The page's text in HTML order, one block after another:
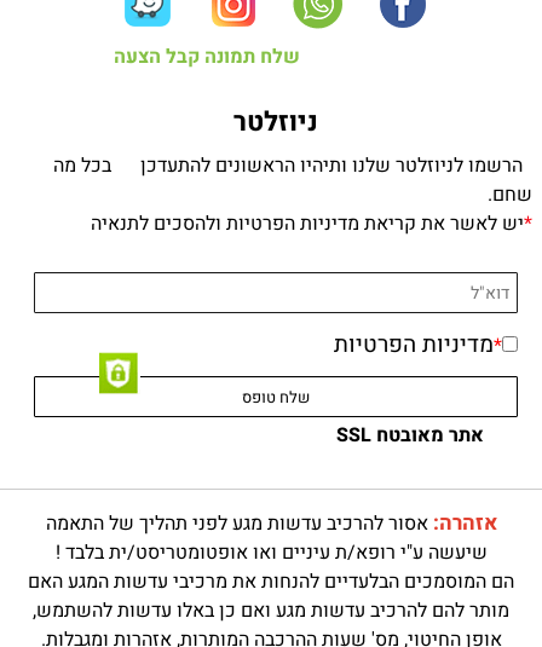
שלח תמונה קבל הצעה
ניוזלטר
הרשמו לניוזלטר שלנו ותיהיו הראשונים להתעדכן בכל מה
שחם.
*יש לאשר את קריאת מדיניות הפרטיות ולהסכים לתנאיה
*מדיניות הפרטיות
אתר מאובטח SSL
אזהרה: אסור להרכיב עדשות מגע לפני תהליך של התאמה
שיעשה ע"י רופא/ת עיניים ואו אופטומטריסט/ית בלבד !
הם המוסמכים הבלעדיים להנחות את מרכיבי עדשות המגע האם
מותר להם להרכיב עדשות מגע ואם כן באלו עדשות להשתמש,
אופן החיטוי, מס' שעות ההרכבה המותרות, אזהרות ומגבלות.